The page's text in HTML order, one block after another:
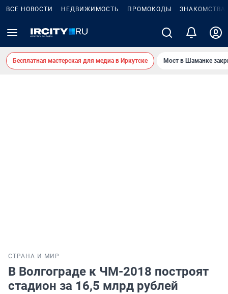
ВСЕ НОВОСТИ НЕДВИЖИМОСТЬ ПРОМОКОДЫ ЗНАКОМСТВА
Бесплатная мастерская для медиа в Иркутске Мост в Шаманке
СТРАНА И МИР
В Волгограде к ЧМ-2018 построят
стадион за 16,5 млрд рублей